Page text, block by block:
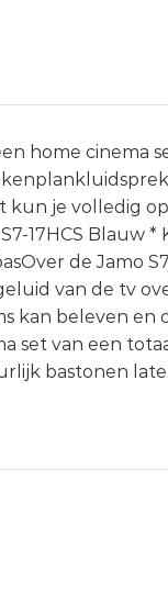
home cinema
kun je volledig
17HCS Blauw
de Jamo
van de tv
kan beleven en
set van een
bastonen